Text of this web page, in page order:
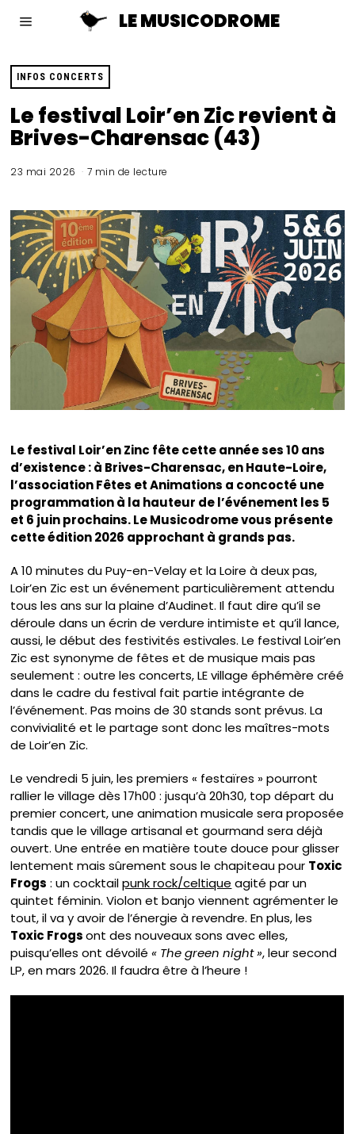
LE MUSICODROME
INFOS CONCERTS
Le festival Loir’en Zic revient à
Brives-Charensac (43)
23 mai 2026 7 min de lecture
Le festival Loir’en Zinc fête cette année ses 10 ans
d’existence : à Brives-Charensac, en Haute-Loire,
l’association Fêtes et Animations a concocté une
programmation à la hauteur de l’événement les 5
et 6 juin prochains. Le Musicodrome vous présente
cette édition 2026 approchant à grands pas.
A 10 minutes du Puy-en-Velay et la Loire à deux pas,
Loir’en Zic est un événement particulièrement attendu
tous les ans sur la plaine d’Audinet. Il faut dire qu’il se
déroule dans un écrin de verdure intimiste et qu’il lance,
aussi, le début des festivités estivales. Le festival Loir’en
Zic est synonyme de fêtes et de musique mais pas
seulement : outre les concerts, LE village éphémère créé
dans le cadre du festival fait partie intégrante de
l’événement. Pas moins de 30 stands sont prévus. La
convivialité et le partage sont donc les maîtres-mots
de Loir’en Zic.
Le vendredi 5 juin, les premiers « festaïres » pourront
rallier le village dès 17h00 : jusqu’à 20h30, top départ du
premier concert, une animation musicale sera proposée
tandis que le village artisanal et gourmand sera déjà
ouvert. Une entrée en matière toute douce pour glisser
lentement mais sûrement sous le chapiteau pour Toxic
Frogs : un cocktailpunk rock/celtique agité par un
quintet féminin. Violon et banjo viennent agrémenter le
tout, il va y avoir de l’énergie à revendre. En plus, les
Toxic Frogsont des nouveaux sons avec elles,
puisqu’elles ont dévoilé« The green night », leur second
LP, en mars 2026. Il faudra être à l’heure !